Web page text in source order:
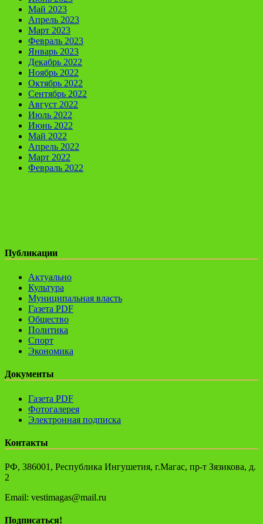
Май 2023
Апрель 2023
Март 2023
Февраль 2023
Январь 2023
Декабрь 2022
Ноябрь 2022
Октябрь 2022
Сентябрь 2022
Август 2022
Июль 2022
Июнь 2022
Май 2022
Апрель 2022
Март 2022
Февраль 2022
Публикации
Актуально
Культура
Муниципальная власть
Газета PDF
Общество
Политика
Спорт
Экономика
Документы
Газета PDF
Фотогалерея
Электронная подписка
Контакты
РФ, 386001, Республика Ингушетия, г.Магас, пр-т Зязикова, д.
2
Email: vestimagas@mail.ru
Подписаться!